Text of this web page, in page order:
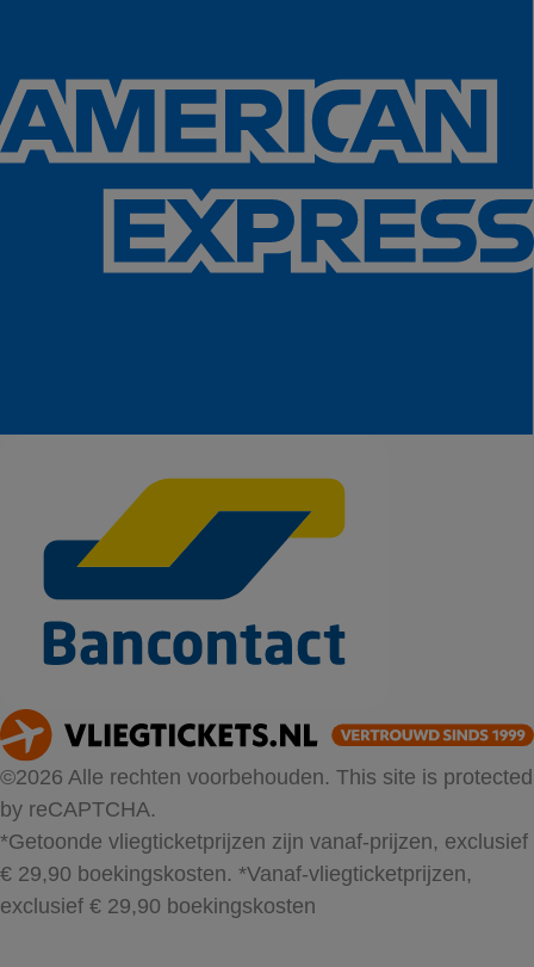
©2026 Alle rechten voorbehouden. This site is protected
by reCAPTCHA.
*Getoonde vliegticketprijzen zijn vanaf-prijzen, exclusief
€ 29,90 boekingskosten. *Vanaf-vliegticketprijzen,
exclusief € 29,90 boekingskosten